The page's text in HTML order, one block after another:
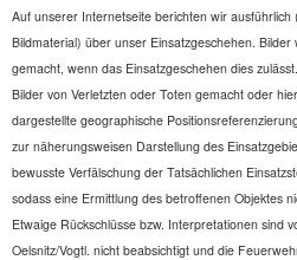
Auf unserer Internetseite berichten wir ausführlich
Bildmaterial) über unser Einsatzgeschehen. Bilder
gemacht, wenn das Einsatzgeschehen dies
Bilder von Verletzten oder Toten gemacht oder
dargestellte geographische
zur näherungsweisen Darstellung des
bewusste Verfälschung der Tatsächlichen
sodass eine Ermittlung des betroffenen Objektes
Etwaige Rückschlüsse bzw. Interpretationen sind
Oelsnitz/Vogtl. nicht beabsichtigt und die